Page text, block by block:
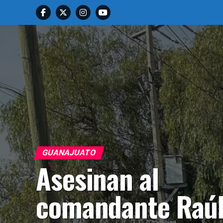
GUANAJUATO
Asesinan al
comandante